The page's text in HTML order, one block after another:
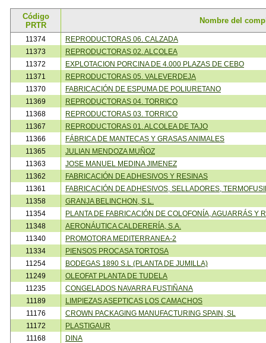
Código
PRTR
Nombre del
11374
REPRODUCTORAS 06. CALZADA
11373
REPRODUCTORAS 02. ALCOLEA
11372
EXPLOTACION PORCINA DE 4.000 PLAZAS DE CEBO
11371
REPRODUCTORAS 05. VALEVERDEJA
11370
FABRICACIÓN DE ESPUMA DE POLIURETANO
11369
REPRODUCTORAS 04. TORRICO
11368
REPRODUCTORAS 03. TORRICO
11367
REPRODUCTORAS 01. ALCOLEA DE TAJO
11366
FÁBRICA DE MANTECAS Y GRASAS ANIMALES
11365
JULIAN MENDOZA MUÑOZ
11363
JOSE MANUEL MEDINA JIMENEZ
11362
FABRICACIÓN DE ADHESIVOS Y RESINAS
11361
FABRICACIÓN DE ADHESIVOS, SELLADORES,
11358
GRANJA BELINCHON, S.L.
11354
PLANTA DE FABRICACIÓN DE COLOFONÍA, AGUARRÁS Y
11348
AERONÁUTICA CALDERERÍA, S.A.
11340
PROMOTORA MEDITERRANEA-2
11334
PIENSOS PROCASA TORTOSA
11254
BODEGAS 1890 S.L (PLANTA DE JUMILLA)
11249
OLEOFAT PLANTA DE TUDELA
11235
CONGELADOS NAVARRA FUSTIÑANA
11189
LIMPIEZAS ASEPTICAS LOS CAMACHOS
11176
CROWN PACKAGING MANUFACTURING SPAIN, SL
11172
PLASTIGAUR
11168
DINA